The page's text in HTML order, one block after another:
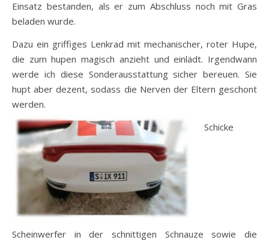
Einsatz bestanden, als er zum Abschluss noch mit Gras
beladen wurde.
Dazu ein griffiges Lenkrad mit mechanischer, roter Hupe,
die zum hupen magisch anzieht und einlädt. Irgendwann
werde ich diese Sonderausstattung sicher bereuen. Sie
hupt aber dezent, sodass die Nerven der Eltern geschont
werden.
Schicke
Scheinwerfer in der schnittigen Schnauze sowie die